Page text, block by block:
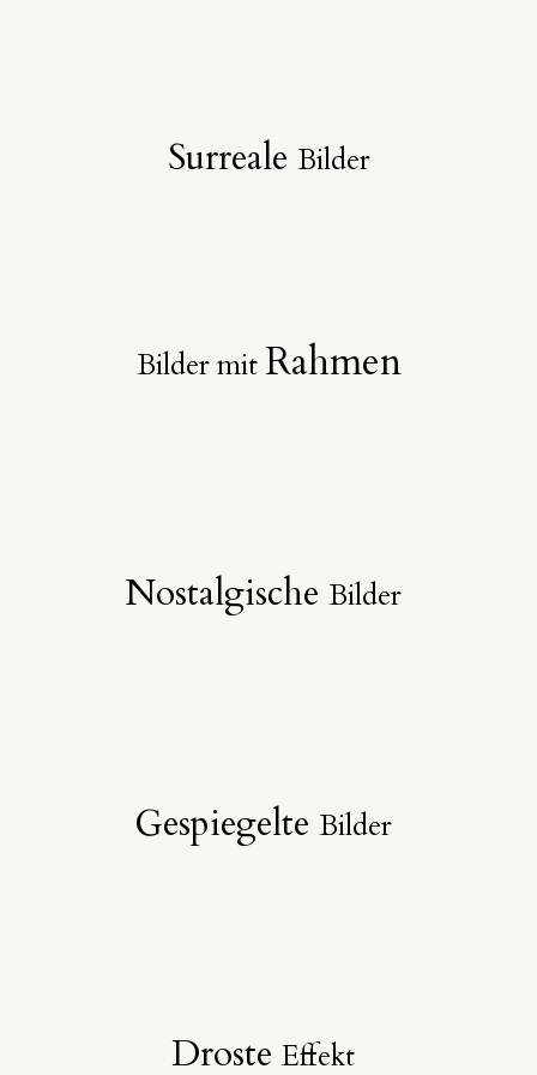
Surreale Bilder
Bilder mitRahmen
Nostalgische Bilder
Gespiegelte Bilder
DrosteEffekt